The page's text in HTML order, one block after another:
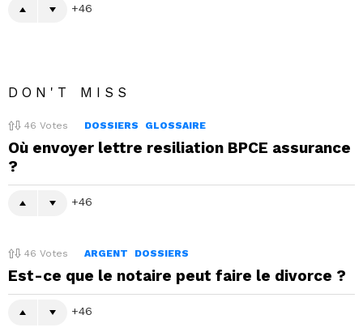
46
DON'T MISS
46 Votes DOSSIERS GLOSSAIRE
Où envoyer lettre resiliation BPCE assurance
?
46
46 Votes ARGENT DOSSIERS
Est-ce que le notaire peut faire le divorce ?
46